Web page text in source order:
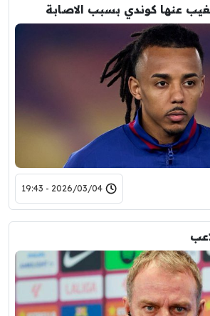
عنها كوندي بسبب الاصابة
2026/03/04 - 19:43